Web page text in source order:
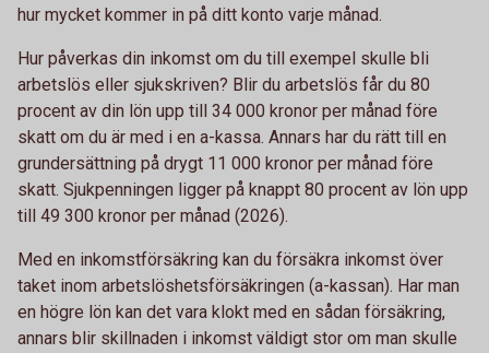
hur mycket kommer in på ditt konto varje månad.
Hur påverkas din inkomst om du till exempel skulle bli
arbetslös eller sjukskriven? Blir du arbetslös får du 80
procent av din lön upp till 34 000 kronor per månad före
skatt om du är med i en a-kassa. Annars har du rätt till en
grundersättning på drygt 11 000 kronor per månad före
skatt. Sjukpenningen ligger på knappt 80 procent av lön upp
till 49 300 kronor per månad (2026).
Med en inkomstförsäkring kan du försäkra inkomst över
taket inom arbetslöshetsförsäkringen (a-kassan). Har man
en högre lön kan det vara klokt med en sådan försäkring,
annars blir skillnaden i inkomst väldigt stor om man skulle